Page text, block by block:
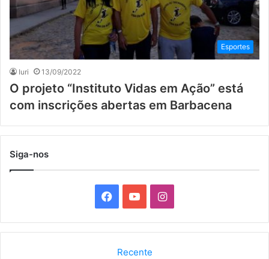
Esportes
Iuri 13/09/2022
O projeto “Instituto Vidas em Ação” está
com inscrições abertas em Barbacena
Siga-nos
a
o
I
n
Recente